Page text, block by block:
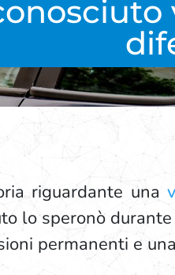
riguardante una
lo speronò
permanenti e